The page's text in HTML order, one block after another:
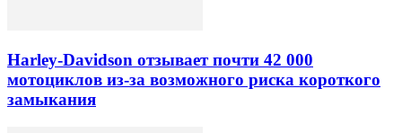
Harley-Davidson отзывает почти 42 000
мотоциклов из-за возможного риска короткого
замыкания